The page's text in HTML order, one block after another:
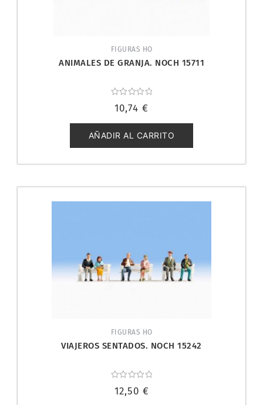
FIGURAS HO
ANIMALES DE GRANJA. NOCH 15711
con
de
5
10,74 €
AÑADIR AL CARRITO
FIGURAS HO
VIAJEROS SENTADOS. NOCH 15242
con
12,50 €